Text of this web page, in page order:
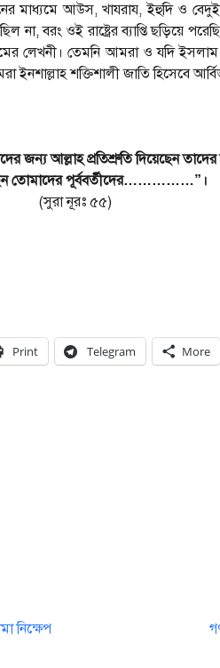
মাধ্যমে আউস, খাযরায, ইহুদি ও
বরং ওই রাষ্ট্রের ব্যাপ্তি ছড়িয়ে
লেখনী। তেমনি আমরা ও যদি ইসলাম
ইনশাল্লাহ শক্তিশালী জাতি হিসেবে
আল্লাহ প্রতিশ্রুতি দিয়েছেন তাদের
তোমাদের পূর্ববর্তীদের……………”।
(সুরা নূরঃ ৫৫)
Print Telegram More
নিক্ষেপ